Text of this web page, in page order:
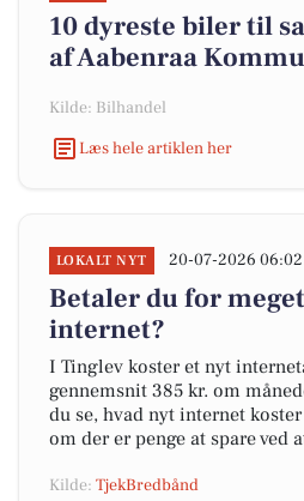
10 dyreste biler til
af Aabenraa
Kilde: Bilhandel
Læs hele artiklen her
LOKALT NYT 20-07-2026 06:02
Betaler du for
internet?
I Tinglev koster et nyt
gennemsnit 385 kr. om
du se, hvad nyt internet
om der er penge at spare ved
Kilde: TjekBredbånd